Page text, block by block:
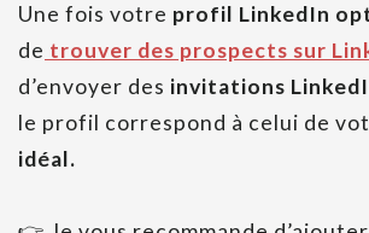
Une fois votre profil LinkedIn
de trouver des prospects sur
d’envoyer des invitations
le profil correspond à celui de
idéal.